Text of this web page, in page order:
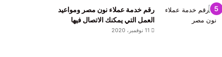
رقم خدمة عملاء نون مصر ومواعيد
العمل التي يمكنك الاتصال فيها
11 نوفمبر، 2020